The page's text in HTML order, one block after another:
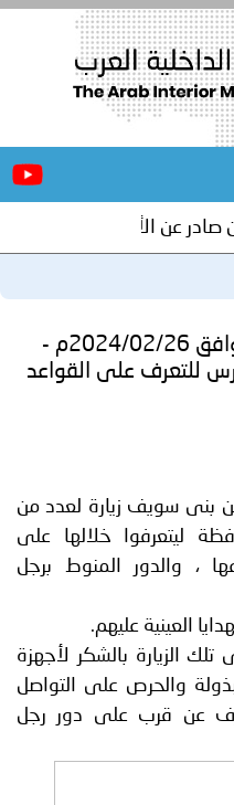
عن الأمانة العامة لمجلس
مـصر ــ 1445/08/16هــ الموافق 2024/02/26م -
للتعرف على القواعد
بنى سويف زيارة لعدد من
ليتعرفوا خلالها على
، والدور المنوط برجل
العينية عليهم.
الزيارة بالشكر لأجهزة
والحرص على التواصل
عن قرب على دور رجل